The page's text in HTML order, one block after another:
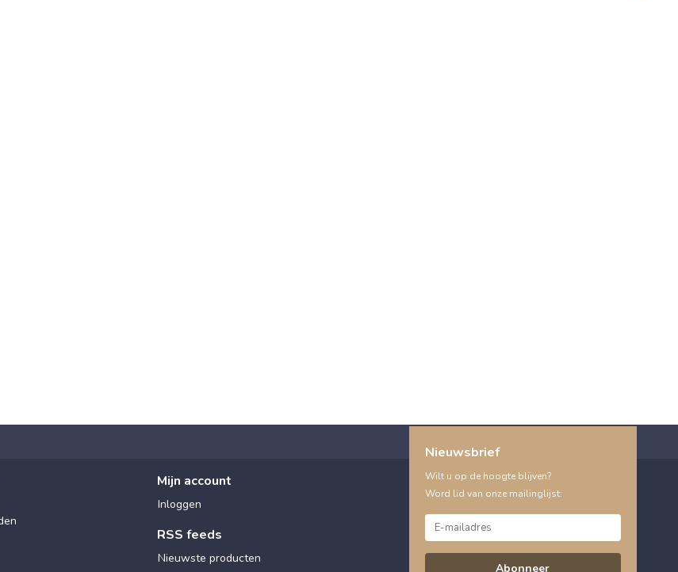
Mijn account
Inloggen
RSS feeds
Nieuwste producten
Nieuwsbrief
Wilt u op de hoogte blijven?
Word lid van onze mailinglijst:
Abonneer